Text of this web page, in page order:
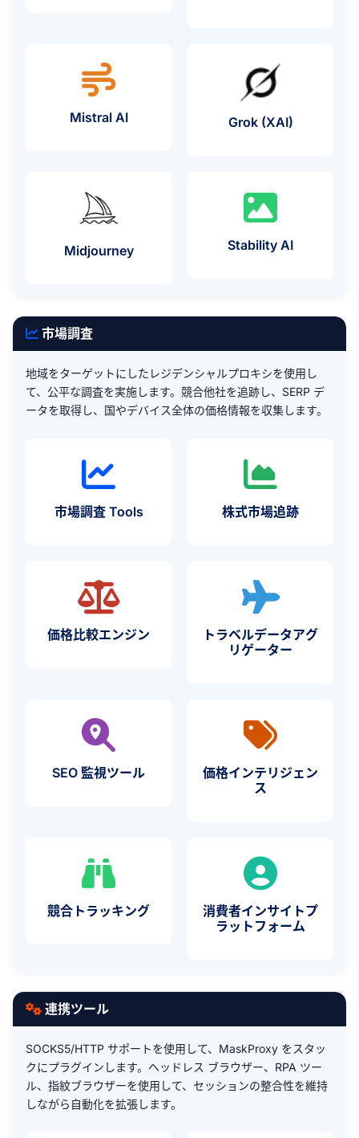
Mistral AI Grok (xAI)プロキシ
Midjourneyプロキシの使用例Stability AI
市場調査
地域をターゲットにしたレジデンシャルプロキシを使用し
て、公平な調査を実施します。競合他社を追跡し、SERP デ
ータを取得し、国やデバイス全体の価格情報を収集します。
市場調査 Tools 株式市場追跡
価格比較エンジン
トラベルデータアグ
リゲーター
SEO 監視ツール
価格インテリジェン
ス
競合トラッキング
消費者インサイトプ
ラットフォーム
連携ツール
SOCKS5/HTTP サポートを使用して、MaskProxy をスタッ
クにプラグインします。ヘッドレス ブラウザー、RPA ツー
ル、指紋ブラウザーを使用して、セッションの整合性を維持
しながら自動化を拡張します。